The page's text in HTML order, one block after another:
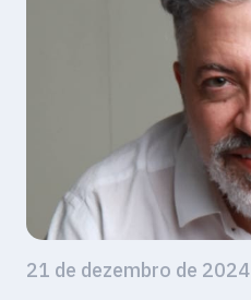
21 de dezembro de 2024